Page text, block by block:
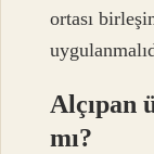
ortası
Alçıpan
mı?